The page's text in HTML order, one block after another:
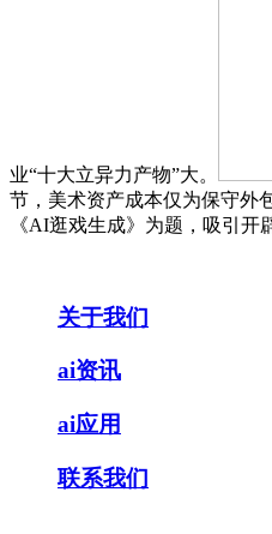
业“十大立异力产物”大。
节，美术资产成本仅为保守外
《AI逛戏生成》为题，吸引
关于我们
ai资讯
ai应用
联系我们